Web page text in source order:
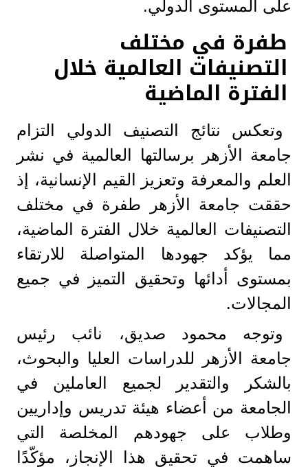
على المستوى الدولي.
طفرة في مختلف
التصنيفات العالمية خلال
الفترة الماضية
وتعكس نتائج التصنيف الدولي التزام
جامعة الأزهر برسالتها العالمية في نشر
العلم والمعرفة وتعزيز القيم الإنسانية، إذ
حققت جامعة الأزهر طفرة في مختلف
التصنيفات العالمية خلال الفترة الماضية،
مما يؤكد جهودها المتواصلة للارتقاء
بمستوى أدائها وتحقيق التميز في جميع
المجالات.
وتوجه محمود صديق، نائب رئيس
جامعة الأزهر للدراسات العليا والبحوث،
بالشكر والتقدير لجميع العاملين في
الجامعة من أعضاء هيئة تدريس وإداريين
وطلاب على جهودهم المخلصة التي
ساهمت في تحقيق هذا الإنجاز، مؤكّدًا